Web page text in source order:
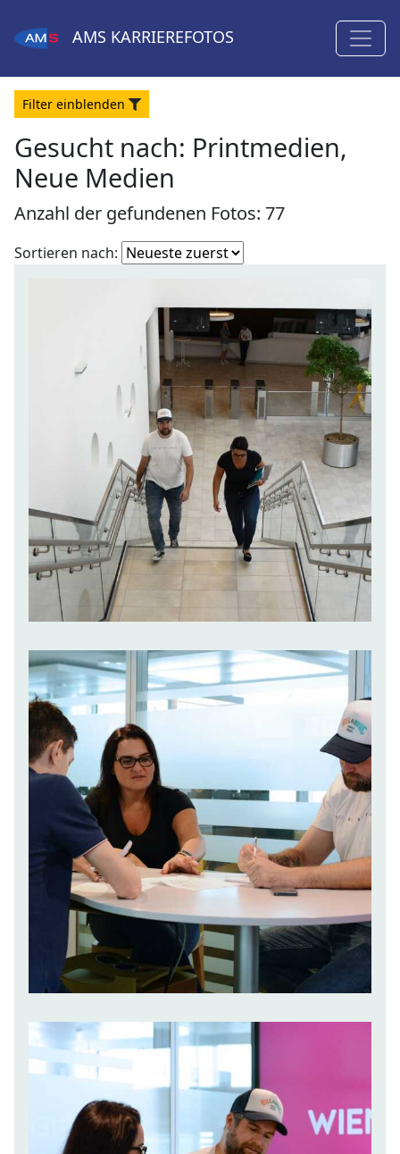
AMS KARRIEREFOTOS
Filter einblenden
Gesucht nach: Printmedien,
Neue Medien
Anzahl der gefundenen Fotos: 77
Sortieren nach: